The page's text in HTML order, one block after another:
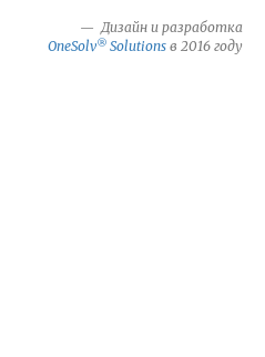
Дизайн и разработка
OneSolv® Solutions в 2016 году